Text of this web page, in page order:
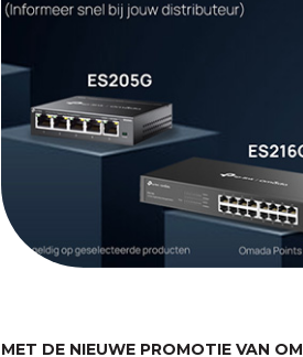
MET DE NIEUWE PROMOTIE VAN